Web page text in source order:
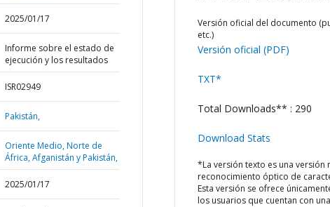
2025/01/17
Informe sobre el estado de
ejecución y los resultados
ISR02949
Pakistán,
Oriente Medio, Norte de
África, Afganistán y Pakistán,
2025/01/17
Versión oficial del documento
etc.)
Versión oficial (PDF)
TXT*
Total Downloads** : 290
Download Stats
*La versión texto es una versión
reconocimiento óptico de
Esta versión se ofrece
los usuarios que cuentan con